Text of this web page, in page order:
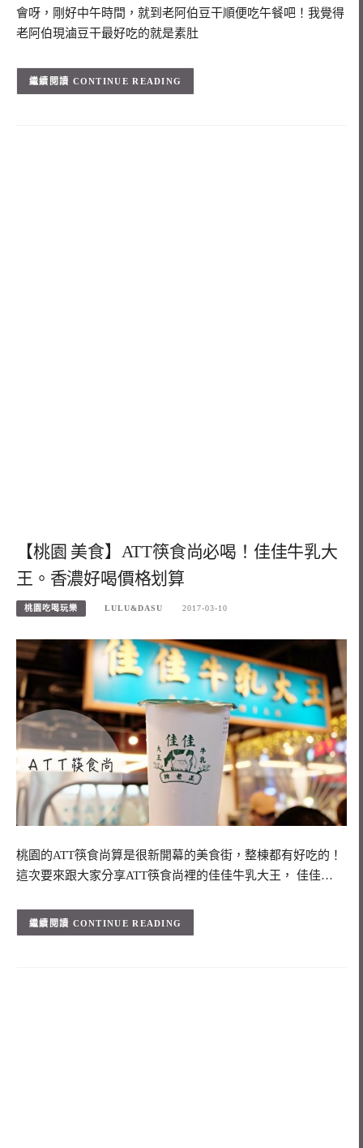
會呀，剛好中午時間，就到老阿伯豆干順便吃午餐吧！我覺得
老阿伯現滷豆干最好吃的就是素肚
CONTINUE READING
【桃園 美食】ATT筷食尚必喝！佳佳牛乳大
王。香濃好喝價格划算
桃園吃喝玩樂 LULU&DASU 2017-03-10
桃園的ATT筷食尚算是很新開幕的美食街，整棟都有好吃的！
這次要來跟大家分享ATT筷食尚裡的佳佳牛乳大王， 佳佳…
CONTINUE READING